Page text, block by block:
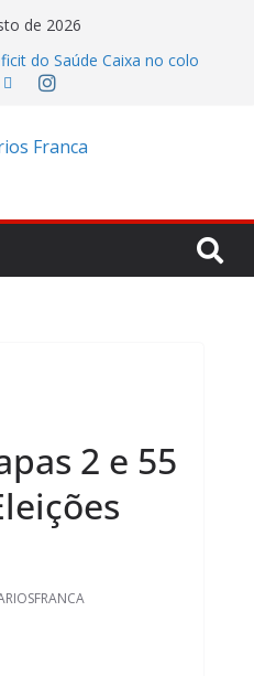
de 2026
do Saúde Caixa no colo
rejeição na mesa
trimestre
da CONTEC e garante
debate econômico e
decisão da Fenaban
2 e 55